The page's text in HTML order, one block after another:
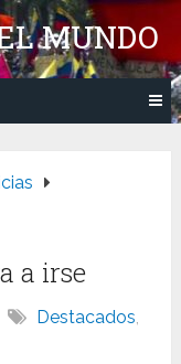
MUNDO
a irse
Destacados,